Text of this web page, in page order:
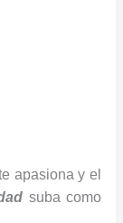
apasiona y el
suba como